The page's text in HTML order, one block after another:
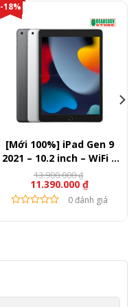
-18%
[Mới 100%] iPad Gen 9
2021 – 10.2 inch – WiFi –
256GB
11.390.000 ₫
13.900.000₫
0 đánh giá